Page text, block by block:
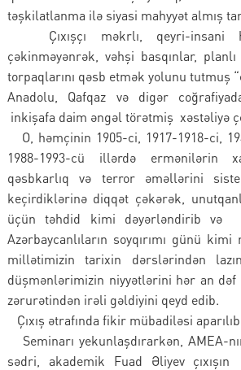
təşkilatlanma ilə siyasi mahyyət almış
Çıxışçı məkrlı, qeyri-insani
çəkinməyənrək, vəhşi basqınlar,
torpaqlarını qəsb etmək yolunu tutmuş
Anadolu, Qafqaz və digər
inkişafa daim əngəl törətmiş xəstəliyə
O, həmçinin 1905-ci, 1917-1918-ci,
1988-1993-cü illərdə ermənilərin
qəsbkarlıq və terror əməllərini
keçirdiklərinə diqqət çəkərək,
üçün təhdid kimi dəyərləndirib və
Azərbaycanlıların soyqırımı günü
millətimizin tarixin dərslərindən
düşmənlərimizin niyyətlərini hər an dəf
zərurətindən irəli gəldiyini qeyd edib.
Çıxış ətrafında fikir mübadiləsi
Seminarı yekunlaşdırarkən, AMEA-
sədri, akademik Fuad Əliyev